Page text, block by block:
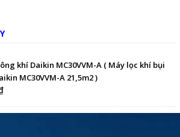
khí Daikin MC30VVM-A ( Máy lọc khí bụi
MC30VVM-A 21,5m2 )